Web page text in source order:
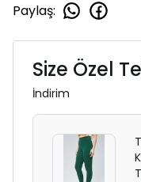
Paylaş:
Size Özel
İndirim